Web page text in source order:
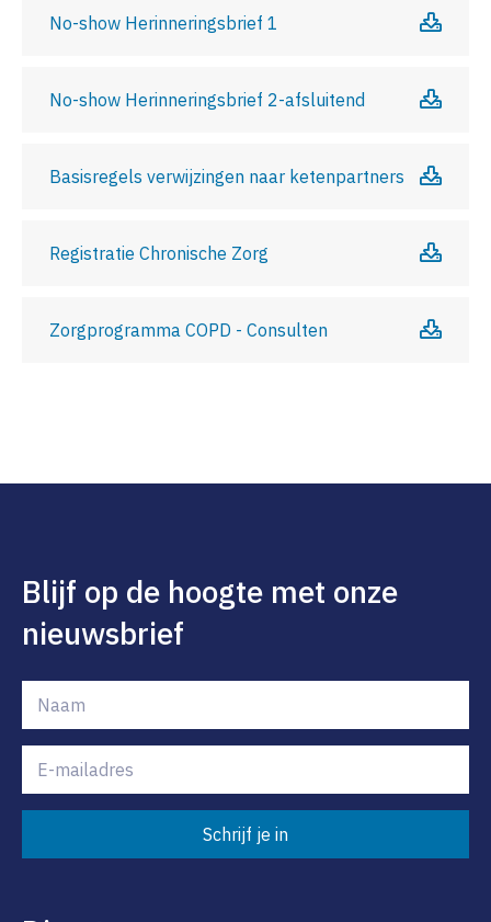
No-show Herinneringsbrief 1
No-show Herinneringsbrief 2-afsluitend
Basisregels verwijzingen naar ketenpartners
Registratie Chronische Zorg
Zorgprogramma COPD - Consulten
Blijf op de hoogte met onze
nieuwsbrief
Schrijf je in